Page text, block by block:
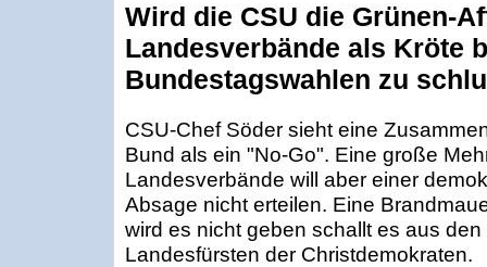
Wird die CSU die Grünen-
Landesverbände als Kröte
Bundestagswahlen zu
CSU-Chef Söder sieht eine
Bund als ein "No-Go". Eine große
Landesverbände will aber einer
Absage nicht erteilen. Eine
wird es nicht geben schallt es aus
Landesfürsten der Christdemokraten.